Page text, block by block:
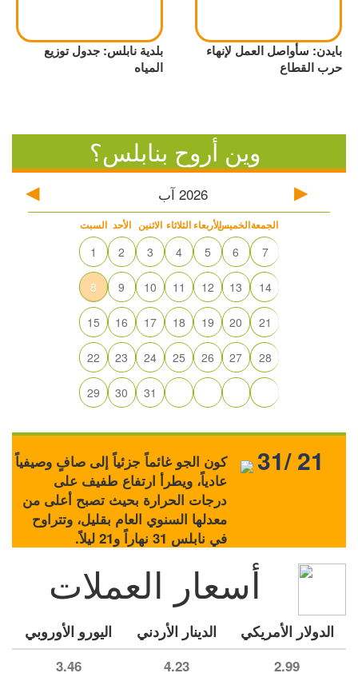
بايدن: سأواصل العمل لإنهاء
حرب القطاع
بلدية نابلس: جدول توزيع
المياه
وين أروح بنابلس؟
2026 آب
السبت الأحد الاثنين الثلاثاء الأربعاءالخميسالجمعة
1 2 3 4 5 6 7
8 9 10 11 12 13 14
15 16 17 18 19 20 21
22 23 24 25 26 27 28
29 30 31
كون الجو غائماً جزئياً إلى صافٍ وصيفياً
عادياً، ويطرأ ارتفاع طفيف على
درجات الحرارة بحيث تصبح أعلى من
معدلها السنوي العام بقليل، وتتراوح
في نابلس 31 نهاراً و21 ليلاً.
31/ 21
أسعار العملات
الدولار الأمريكي الدينار الأردني اليورو الأوروبي
2.99
4.23
3.46